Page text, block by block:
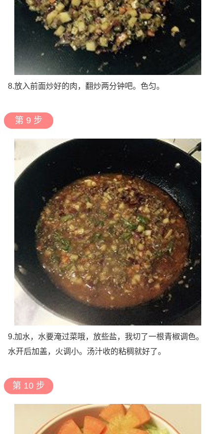
8.放入前面炒好的肉，翻炒两分钟吧。色匀。
第 9 步
9.加水，水要淹过菜哦，放些盐，我切了一根青椒调色。
水开后加盖，火调小。汤汁收的粘稠就好了。
第 10 步